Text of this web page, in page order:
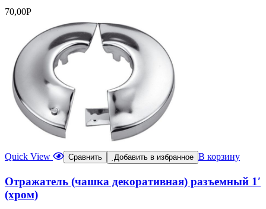
70,00Р
Quick View Сравнить Добавить в избранное В корзину
Отражатель (чашка декоративная) разъемный 1′
(хром)